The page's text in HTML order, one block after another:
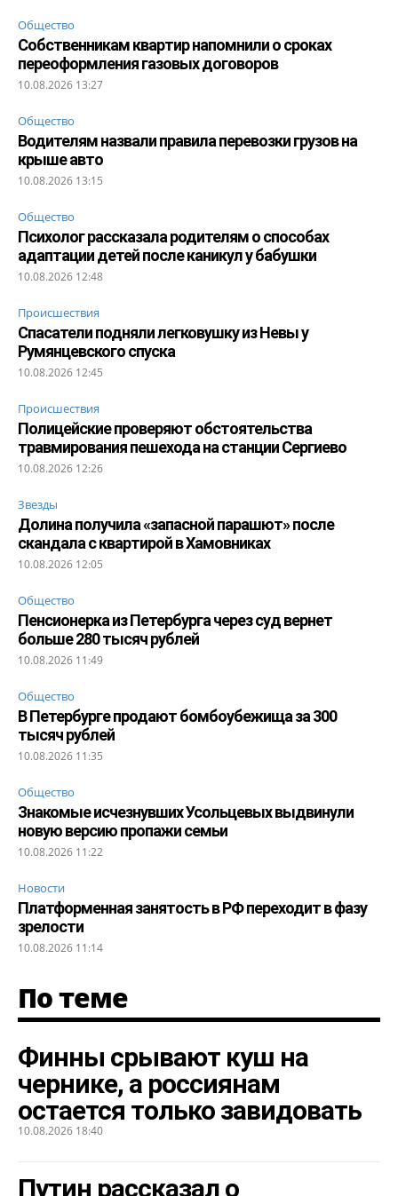
Общество
Собственникам квартир напомнили о сроках
переоформления газовых договоров
10.08.2026 13:27
Общество
Водителям назвали правила перевозки грузов на
крыше авто
10.08.2026 13:15
Общество
Психолог рассказала родителям о способах
адаптации детей после каникул у бабушки
10.08.2026 12:48
Происшествия
Спасатели подняли легковушку из Невы у
Румянцевского спуска
10.08.2026 12:45
Происшествия
Полицейские проверяют обстоятельства
травмирования пешехода на станции Сергиево
10.08.2026 12:26
Звезды
Долина получила «запасной парашют» после
скандала с квартирой в Хамовниках
10.08.2026 12:05
Общество
Пенсионерка из Петербурга через суд вернет
больше 280 тысяч рублей
10.08.2026 11:49
Общество
В Петербурге продают бомбоубежища за 300
тысяч рублей
10.08.2026 11:35
Общество
Знакомые исчезнувших Усольцевых выдвинули
новую версию пропажи семьи
10.08.2026 11:22
Новости
Платформенная занятость в РФ переходит в фазу
зрелости
10.08.2026 11:14
По теме
Финны срывают куш на
чернике, а россиянам
остается только завидовать
10.08.2026 18:40
Путин рассказал о